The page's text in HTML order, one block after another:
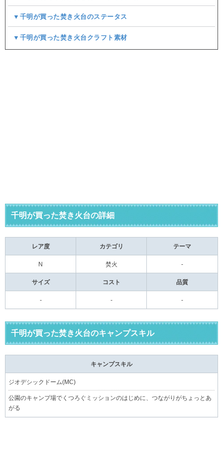
▼千明が買った焚き火台のステータス
▼千明が買った焚き火台クラフト素材
千明が買った焚き火台の詳細
レア度 カテゴリ テーマ
N 焚火 -
サイズ コスト 品質
- - -
千明が買った焚き火台のキャンプスキル
キャンプスキル
ジオデシックドーム(MC)
公園のキャンプ場でくつろぐミッションのはじめに、つながりがちょっとあ
がる